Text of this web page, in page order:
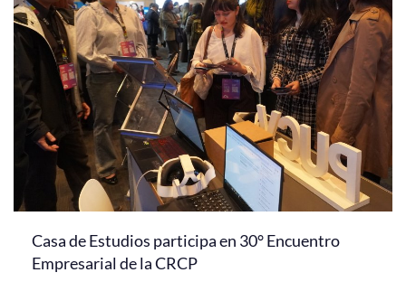
Casa de Estudios participa en 30° Encuentro
Empresarial de la CRCP